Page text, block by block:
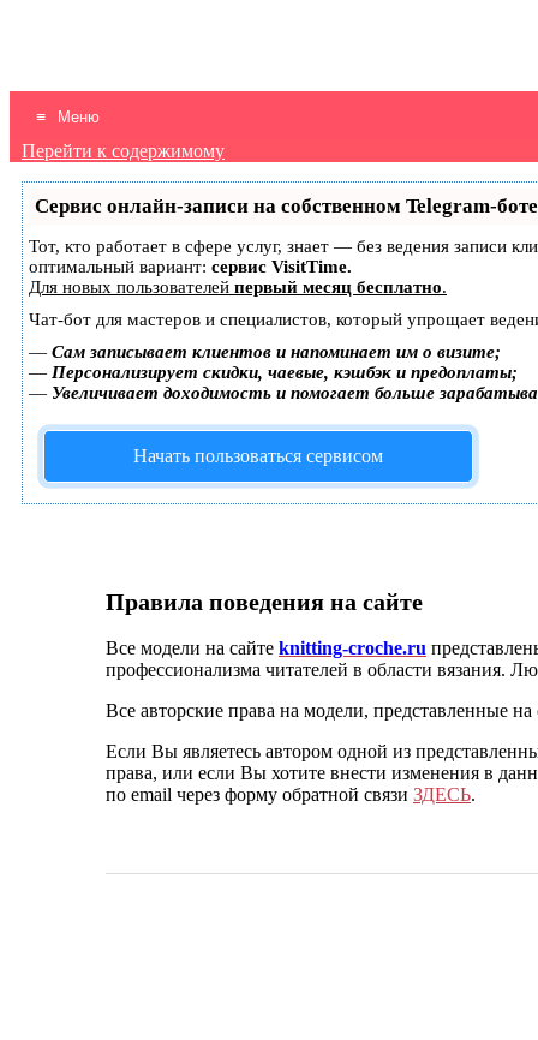
ВСЕЙ СЕМЬИ
бесплатных описаний и схем вязания
спицами и крючком модной одежды для
женщин, мужчин, детей, а также
игрушек, аксессуаров, идей по
украшению интерьера
Меню
Перейти к содержимому
Сервис онлайн-записи на собственном Telegram-боте
Тот, кто работает в сфере услуг, знает — без ведения записи
оптимальный вариант: сервис VisitTime.
Для новых пользователей первый месяц бесплатно.
Чат-бот для мастеров и специалистов, который упрощает
— Сам записывает клиентов и напоминает им о визите;
— Персонализирует скидки, чаевые, кэшбэк и предоплаты;
— Увеличивает доходимость и помогает больше
Начать пользоваться сервисом
Правила поведения на сайте
Все модели на сайте knitting-croche.ru
профессионализма читателей в области вязания.
Все авторские права на модели, представленные на
Если Вы являетесь автором одной из
права, или если Вы хотите внести изменения в
по email через форму обратной связи ЗДЕСЬ.